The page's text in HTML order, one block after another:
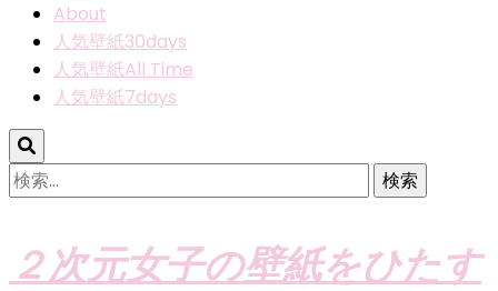
About
人気壁紙30days
人気壁紙All Time
人気壁紙7days
検
索:
２次元女子の壁紙をひたす